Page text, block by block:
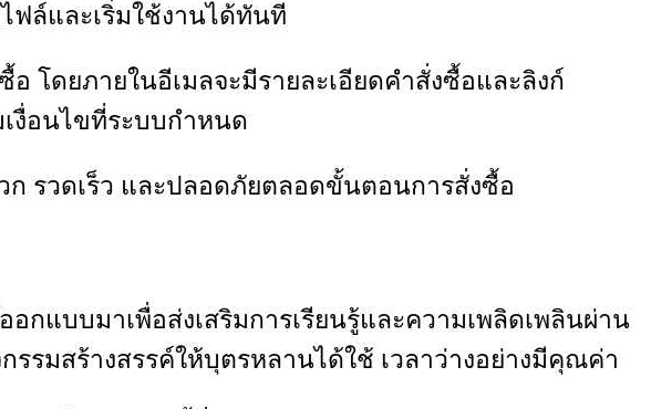
ล์และเริ่มใช้งานได้ทันที
โดยภายในอีเมลจะมีรายละเอียดคำสั่งซื้อและลิงก์
งื่อนไขที่ระบบกำหนด
รวดเร็ว และปลอดภัยตลอดขั้นตอนการสั่งซื้อ
กแบบมาเพื่อส่งเสริมการเรียนรู้และความเพลิดเพลินผ่าน
รมสร้างสรรค์ให้บุตรหลานได้ใช้ เวลาว่างอย่างมีคุณค่า